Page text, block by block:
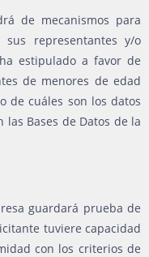
de mecanismos para
representantes y/o
estipulado a favor de
de menores de edad
de cuáles son los datos
Bases de Datos de la
guardará prueba de
tuviere capacidad
con los criterios de